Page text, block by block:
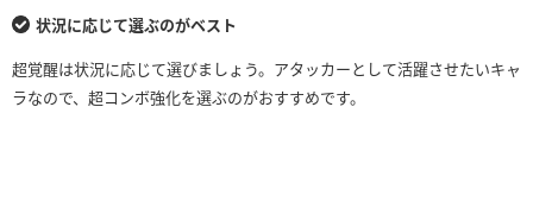
状況に応じて選ぶのがベスト
超覚醒は状況に応じて選びましょう。アタッカーとして活躍させたいキャ
ラなので、超コンボ強化を選ぶのがおすすめです。